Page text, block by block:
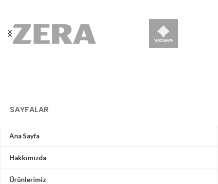
SAYFALAR
Ana Sayfa
Hakkımızda
Ürünlerimiz